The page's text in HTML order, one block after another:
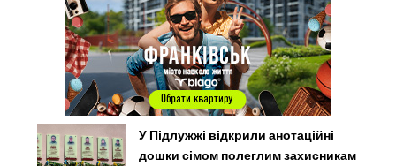
У Підлужжі відкрили анотаційні
дошки сімом полеглим захисникам